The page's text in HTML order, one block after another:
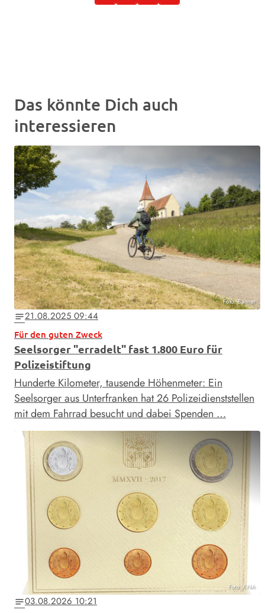
Das könnte Dich auch
interessieren
Foto: Banner
notes21.08.2025 09:44
Für den guten Zweck
Seelsorger "erradelt" fast 1.800 Euro für
Polizeistiftung
Hunderte Kilometer, tausende Höhenmeter: Ein
Seelsorger aus Unterfranken hat 26 Polizeidienststellen
mit dem Fahrrad besucht und dabei Spenden …
Foto: KNA
notes03.08.2026 10:21